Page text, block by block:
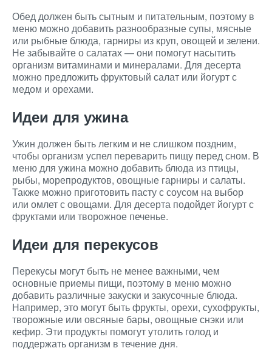
Обед должен быть сытным и питательным, поэтому в
меню можно добавить разнообразные супы, мясные
или рыбные блюда, гарниры из круп, овощей и зелени.
Не забывайте о салатах — они помогут насытить
организм витаминами и минералами. Для десерта
можно предложить фруктовый салат или йогурт с
медом и орехами.
Идеи для ужина
Ужин должен быть легким и не слишком поздним,
чтобы организм успел переварить пищу перед сном. В
меню для ужина можно добавить блюда из птицы,
рыбы, морепродуктов, овощные гарниры и салаты.
Также можно приготовить пасту с соусом на выбор
или омлет с овощами. Для десерта подойдет йогурт с
фруктами или творожное печенье.
Идеи для перекусов
Перекусы могут быть не менее важными, чем
основные приемы пищи, поэтому в меню можно
добавить различные закуски и закусочные блюда.
Например, это могут быть фрукты, орехи, сухофрукты,
творожные или овсяные бары, овощные снэки или
кефир. Эти продукты помогут утолить голод и
поддержать организм в течение дня.